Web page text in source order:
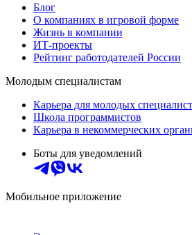
Блог
О компаниях в игровой форме
Жизнь в компании
ИТ-проекты
Рейтинг работодателей России
Молодым специалистам
Карьера для молодых
Школа программистов
Карьера в некоммерческих
Боты для уведомлений
Мобильное приложение